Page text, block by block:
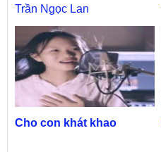
Trần Ngọc Lan
Cho con khát khao